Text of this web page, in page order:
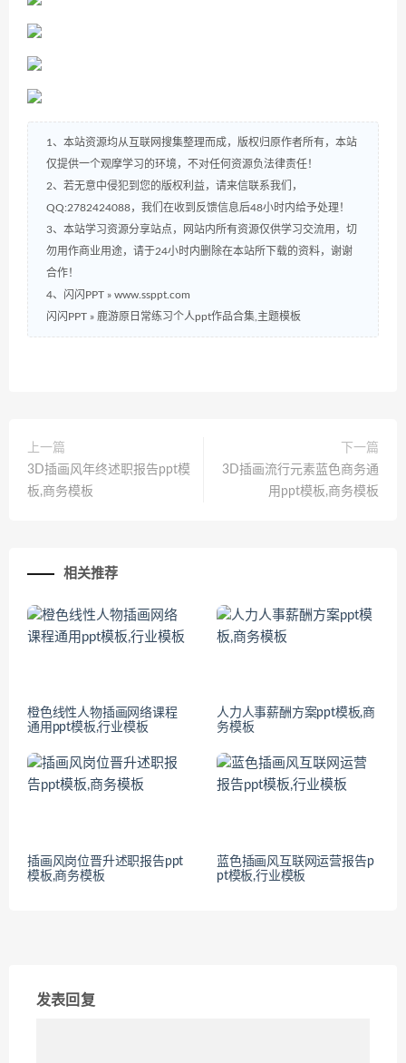
1、本站资源均从互联网搜集整理而成，版权归原作者所有，本站
仅提供一个观摩学习的环境，不对任何资源负法律责任！
2、若无意中侵犯到您的版权利益，请来信联系我们，
QQ:2782424088，我们在收到反馈信息后48小时内给予处理！
3、本站学习资源分享站点，网站内所有资源仅供学习交流用，切
勿用作商业用途，请于24小时内删除在本站所下载的资料，谢谢
合作！
4、闪闪PPT » www.ssppt.com
闪闪PPT » 鹿游原日常练习个人ppt作品合集,主题模板
上一篇
3D插画风年终述职报告ppt模
板,商务模板
下一篇
3D插画流行元素蓝色商务通
用ppt模板,商务模板
相关推荐
橙色线性人物插画网络课程
通用ppt模板,行业模板
人力人事薪酬方案ppt模板,商
务模板
插画风岗位晋升述职报告ppt
模板,商务模板
蓝色插画风互联网运营报告p
pt模板,行业模板
发表回复